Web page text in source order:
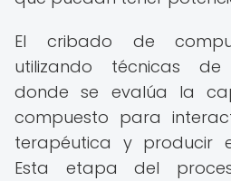
El cribado de
utilizando técnicas
donde se evalúa la
compuesto para
terapéutica y producir
Esta etapa del